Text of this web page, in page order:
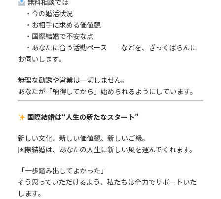
無料相談では
・今の婚活状況
・お相手に求める価値観
・国際結婚で不安な点
・あなたに合う活動ペース などを、ざっくばらんに
お伺いします。
無理な勧誘や営業は一切しません。
あなたが「納得してから」始められるようにしています。
国際結婚は“人生の新たなスタート”
新しい文化、新しい価値観、新しいご縁。
国際結婚は、あなたの人生に新しい風を運んでくれます。
「一歩踏み出してよかった」
そう思っていただけるよう、私たちは全力でサポートいた
します。